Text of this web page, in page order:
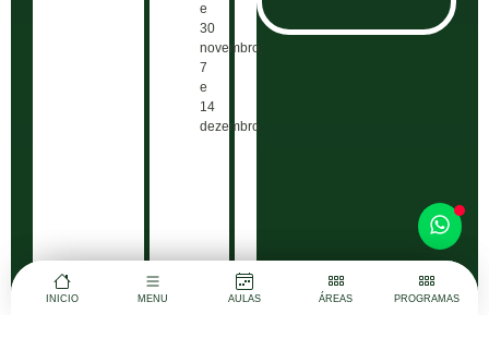
INICIO
MENU
AULAS
ÁREAS PROGRAMAS
INICIO MENU AULAS ÁREAS PROGRAMAS
e
30
novembro;
7
e
14
dezembro